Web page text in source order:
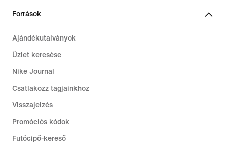
Források
Ajándékutalványok
Üzlet keresése
Nike Journal
Csatlakozz tagjainkhoz
Visszajelzés
Promóciós kódok
Futócipő-kereső